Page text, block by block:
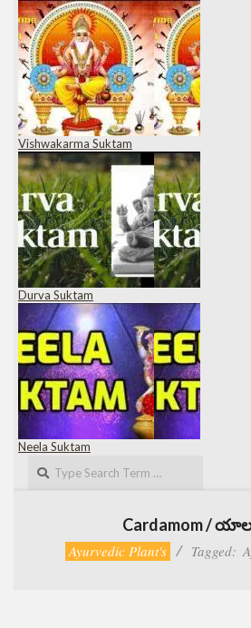
Vishwakarma Suktam
Durva Suktam
Neela Suktam
Cardamom /
Ayurvedic Plant's Tagged: